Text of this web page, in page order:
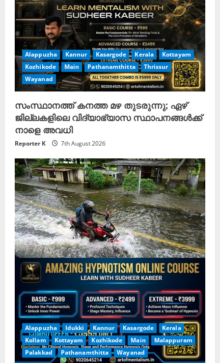
g
Alappuzha Kannur Kasargode Kerala
Kottayam
Kozhikode
Main Pathanamthitta
Thrissur
Wayanad
സംസ്ഥാനത്ത് കനത്ത മഴ തുടരുന്നു; ഏഴ്
ജില്ലകളിലെ വിദ്യാഭ്യാസ സ്ഥാപനങ്ങള്‍ക്ക്
നാളെ അവധി
Reporter K 7th August 2026
Alappuzha Idukki Kannur Kasargode
Kerala
Kollam
Kottayam Kozhikode Main
Malappuram
Palakkad
Pathanamthitta Wayanad